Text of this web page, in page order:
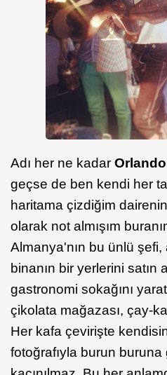
Adı her ne kadar Orlando
geçse de ben kendi her
haritama çizdiğim
olarak not almışım
Almanya'nın bu ünlü
binanın bir yerlerini satın
gastronomi sokağını
çikolata mağazası, çay-
Her kafa çevirişte
fotoğrafıyla burun buruna